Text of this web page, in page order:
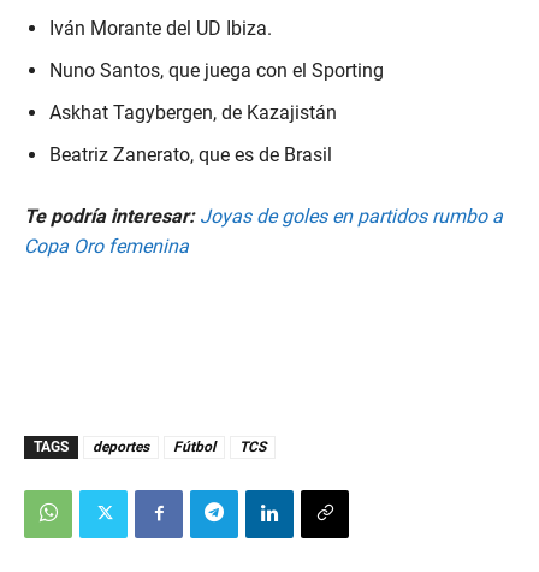
Iván Morante del UD Ibiza.
Nuno Santos, que juega con el Sporting
Askhat Tagybergen, de Kazajistán
Beatriz Zanerato, que es de Brasil
Te podría interesar: Joyas de goles en partidos rumbo a
Copa Oro femenina
TAGS deportes Fútbol TCS